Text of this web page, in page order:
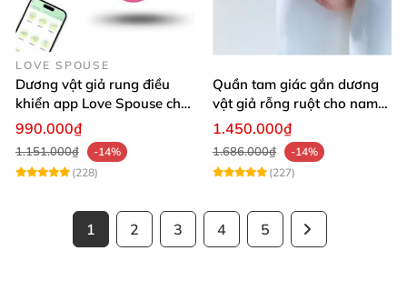
LOVE SPOUSE
Dương vật giả rung điều
khiển app Love Spouse cho
Les nhanh nhạy
990.000₫
1.151.000₫
-14%
(228)
Quần tam giác gắn dương
vật giả rỗng ruột cho nam
Jiuai mềm như thật
1.450.000₫
1.686.000₫
-14%
(227)
1 2 3 4 5